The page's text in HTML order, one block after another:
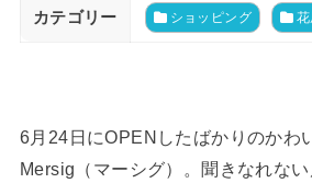
カテゴリー ショッピング 花
6月24日にOPENしたばかりのかわ
Mersig（マーシグ）。聞きなれない